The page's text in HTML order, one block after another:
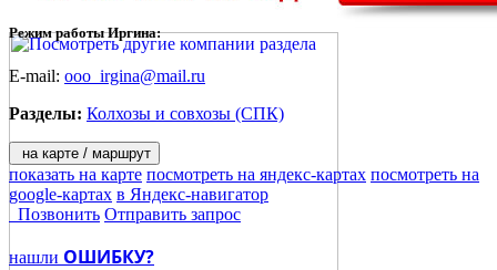
Режим работы Иргина:
E-mail: ooo_irgina@mail.ru
Разделы: Колхозы и совхозы (СПК)
на карте / маршрут
показать на карте посмотреть на яндекс-картах посмотреть на
google-картах в Яндекс-навигатор
Позвонить Отправить запрос
нашли ОШИБКУ?